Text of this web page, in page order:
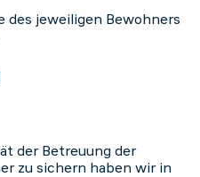
des jeweiligen Bewohners
der Betreuung der
zu sichern haben wir in